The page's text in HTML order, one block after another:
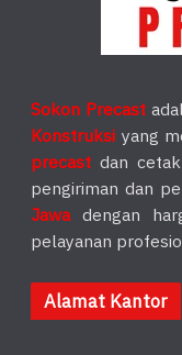
Sokon Precast
Konstruksi yang
precast dan
pengiriman dan
Jawadengan
pelayanan
Alamat Kantor